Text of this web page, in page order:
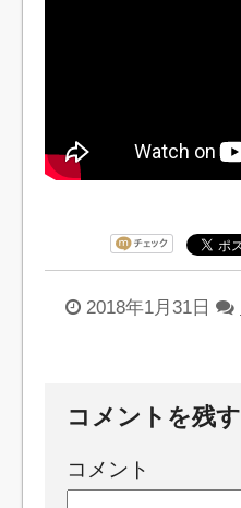
2018年1月31日
コメントを残す
コメント